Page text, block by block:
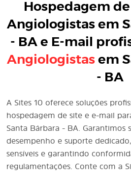
Hospedagem
Angiologistas em
- BA e E-mail
Angiologistas em
- BA
A Sites 10 oferece soluções
hospedagem de site e e-mail
Santa Bárbara - BA. Garantimos
desempenho e suporte
sensíveis e garantindo
regulamentações. Conte com a